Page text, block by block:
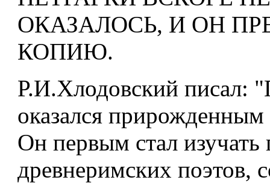
ОКАЗАЛОСЬ, И ОН
КОПИЮ.
Р.И.Хлодовский писал:
оказался
Он первым стал изучать
древнеримских поэтов,